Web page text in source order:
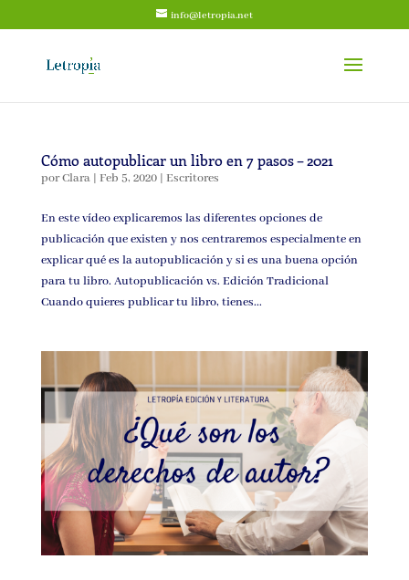
info@letropia.net
Cómo autopublicar un libro en 7 pasos – 2021
porClara| Feb 5, 2020| Escritores
En este vídeo explicaremos las diferentes opciones de
publicación que existen y nos centraremos especialmente en
explicar qué es la autopublicación y si es una buena opción
para tu libro. Autopublicación vs. Edición Tradicional
Cuando quieres publicar tu libro, tienes...